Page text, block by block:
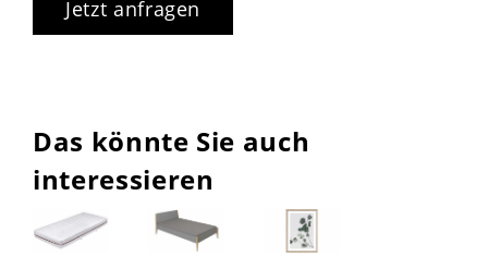
Jetzt anfragen
Das könnte Sie auch
interessieren